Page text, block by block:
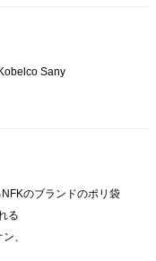
Sany
のブランドのポリ袋
る
、